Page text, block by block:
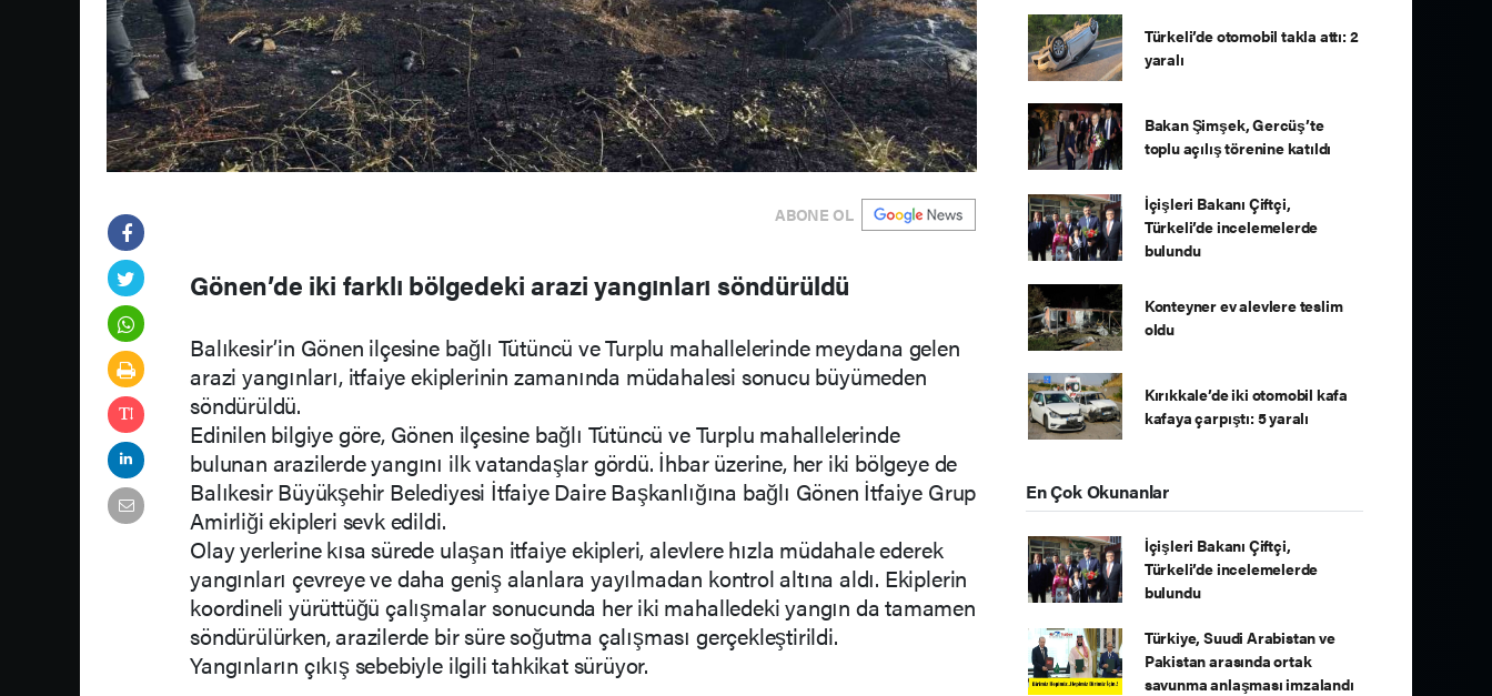
ABONE OL
Gönen’de iki farklı bölgedeki arazi yangınları söndürüldü
Balıkesir’in Gönen ilçesine bağlı Tütüncü ve Turplu mahallelerinde meydana gelen
arazi yangınları, itfaiye ekiplerinin zamanında müdahalesi sonucu büyümeden
söndürüldü.
Edinilen bilgiye göre, Gönen ilçesine bağlı Tütüncü ve Turplu mahallelerinde
bulunan arazilerde yangını ilk vatandaşlar gördü. İhbar üzerine, her iki bölgeye de
Balıkesir Büyükşehir Belediyesi İtfaiye Daire Başkanlığına bağlı Gönen İtfaiye Grup
Amirliği ekipleri sevk edildi.
Olay yerlerine kısa sürede ulaşan itfaiye ekipleri, alevlere hızla müdahale ederek
yangınları çevreye ve daha geniş alanlara yayılmadan kontrol altına aldı. Ekiplerin
koordineli yürüttüğü çalışmalar sonucunda her iki mahalledeki yangın da tamamen
söndürülürken, arazilerde bir süre soğutma çalışması gerçekleştirildi.
Yangınların çıkış sebebiyle ilgili tahkikat sürüyor.
Türkeli’de otomobil takla attı: 2
yaralı
Bakan Şimşek, Gercüş’te
toplu açılış törenine katıldı
İçişleri Bakanı Çiftçi,
Türkeli’de incelemelerde
bulundu
Konteyner ev alevlere teslim
oldu
Kırıkkale’de iki otomobil kafa
kafaya çarpıştı: 5 yaralı
En Çok Okunanlar
İçişleri Bakanı Çiftçi,
Türkeli’de incelemelerde
bulundu
Türkiye, Suudi Arabistan ve
Pakistan arasında ortak
savunma anlaşması imzalandı